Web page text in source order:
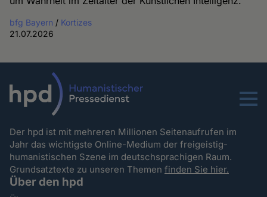
bfg Bayern / Kortizes
21.07.2026
Menu
Der hpd ist mit mehreren Millionen Seitenaufrufen im
Jahr das wichtigste Online-Medium der freigeistig-
humanistischen Szene im deutschsprachigen Raum.
Grundsatztexte zu unseren Themenfinden Sie hier.
Über den hpd